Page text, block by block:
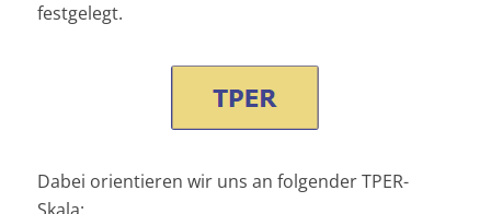
festgelegt.
Dabei orientieren wir uns an folgender TPER-